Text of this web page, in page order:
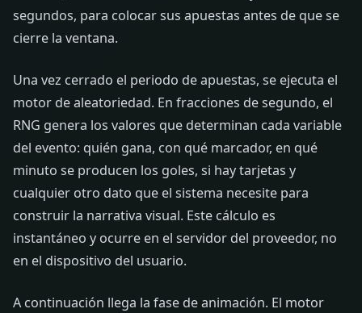
segundos, para colocar sus apuestas antes de que se
cierre la ventana.
Una vez cerrado el periodo de apuestas, se ejecuta el
motor de aleatoriedad. En fracciones de segundo, el
RNG genera los valores que determinan cada variable
del evento: quién gana, con qué marcador, en qué
minuto se producen los goles, si hay tarjetas y
cualquier otro dato que el sistema necesite para
construir la narrativa visual. Este cálculo es
instantáneo y ocurre en el servidor del proveedor, no
en el dispositivo del usuario.
A continuación llega la fase de animación. El motor